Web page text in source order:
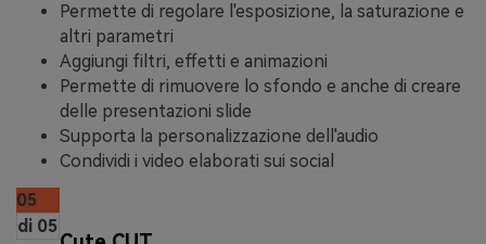
Permette di regolare l'esposizione, la saturazione e
altri parametri
Aggiungi filtri, effetti e animazioni
Permette di rimuovere lo sfondo e anche di creare
delle presentazioni slide
Supporta la personalizzazione dell'audio
Condividi i video elaborati sui social
05
di 05